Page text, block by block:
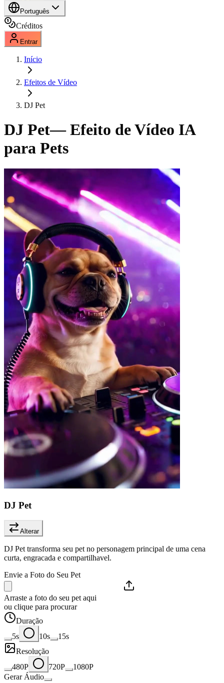
Português
Créditos
Entrar
Início
Efeitos de Vídeo
DJ Pet
DJ Pet— Efeito de Vídeo IA
para Pets
DJ Pet
Alterar
DJ Pet transforma seu pet no personagem principal de uma cena
curta, engracada e compartilhavel.
Envie a Foto do Seu Pet
Arraste a foto do seu pet aqui
ou clique para procurar
Duração
5s
10s
15s
Resolução
480P
720P
1080P
Gerar Áudio